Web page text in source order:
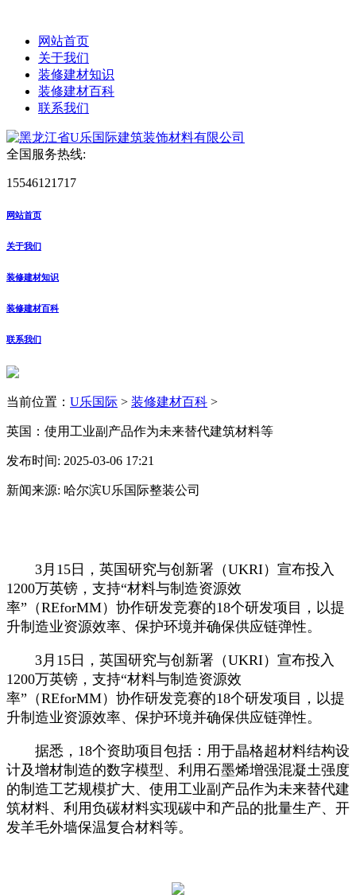
网站首页
关于我们
装修建材知识
装修建材百科
联系我们
全国服务热线:
15546121717
网站首页
关于我们
装修建材知识
装修建材百科
联系我们
当前位置： U乐国际 > 装修建材百科 >
英国：使用工业副产品作为未来替代建筑材料等
发布时间: 2025-03-06 17:21
新闻来源: 哈尔滨U乐国际整装公司
3月15日，英国研究与创新署（UKRI）宣布投入
1200万英镑，支持“材料与制造资源效
率”（REforMM）协作研发竞赛的18个研发项目，以提
升制造业资源效率、保护环境并确保供应链弹性。
3月15日，英国研究与创新署（UKRI）宣布投入
1200万英镑，支持“材料与制造资源效
率”（REforMM）协作研发竞赛的18个研发项目，以提
升制造业资源效率、保护环境并确保供应链弹性。
据悉，18个资助项目包括：用于晶格超材料结构设
计及增材制造的数字模型、利用石墨烯增强混凝土强度
的制造工艺规模扩大、使用工业副产品作为未来替代建
筑材料、利用负碳材料实现碳中和产品的批量生产、开
发羊毛外墙保温复合材料等。